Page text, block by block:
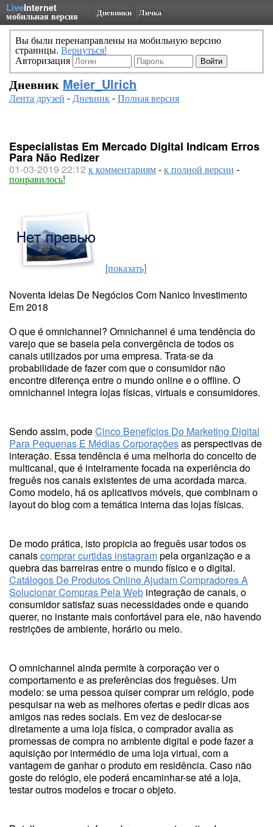
LiveInternet
мобильная версия Дневники Личка
Вы были перенаправлены на мобильную версию
страницы. Вернуться!
Авторизация
Дневник Meier_Ulrich
Лента друзей -Дневник-Полная версия
Especialistas Em Mercado Digital Indicam Erros
Para Não Redizer
01-03-2019 22:12 к комментариям-к полной версии -
понравилось!
[показать]
Noventa Ideias De Negócios Com Nanico Investimento
Em 2018
O que é omnichannel? Omnichannel é uma tendência do
varejo que se baseia pela convergência de todos os
canais utilizados por uma empresa. Trata-se da
probabilidade de fazer com que o consumidor não
encontre diferença entre o mundo online e o offline. O
omnichannel integra lojas físicas, virtuais e consumidores.
Sendo assim, podeCinco Benefícios Do Marketing Digital
Para Pequenas E Médias Corporaçõesas perspectivas de
interação. Essa tendência é uma melhoria do conceito de
multicanal, que é inteiramente focada na experiência do
freguês nos canais existentes de uma acordada marca.
Como modelo, há os aplicativos móveis, que combinam o
layout do blog com a temática interna das lojas físicas.
De modo prática, isto propicia ao freguês usar todos os
canaiscomprar curtidas instagrampela organização e a
quebra das barreiras entre o mundo físico e o digital.
Catálogos De Produtos Online Ajudam Compradores A
Solucionar Compras Pela Web integração de canais, o
consumidor satisfaz suas necessidades onde e quando
querer, no instante mais confortável para ele, não havendo
restrições de ambiente, horário ou meio.
O omnichannel ainda permite à corporação ver o
comportamento e as preferências dos freguêses. Um
modelo: se uma pessoa quiser comprar um relógio, pode
pesquisar na web as melhores ofertas e pedir dicas aos
amigos nas redes sociais. Em vez de deslocar-se
diretamente a uma loja física, o comprador avalia as
promessas de compra no ambiente digital e pode fazer a
aquisição por intermédio de uma loja virtual, com a
vantagem de ganhar o produto em residência. Caso não
goste do relógio, ele poderá encaminhar-se até a loja,
testar outros modelos e trocar o objeto.